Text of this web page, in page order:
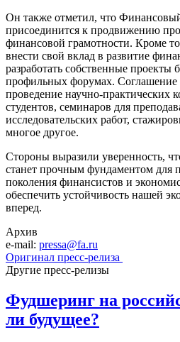
Он также отметил, что
присоединится к продвижению
финансовой грамотности. Кроме
внести свой вклад в развитие
разработать собственные проекты
профильных форумах. Соглашение
проведение научно-практических
студентов, семинаров для
исследовательских работ,
многое другое.
Стороны выразили уверенность,
станет прочным фундаментом для
поколения финансистов и
обеспечить устойчивость нашей
вперед.
Архив
e-mail: pressa@fa.ru
Оригинал пресс-релиза
Другие пресс-релизы
Фудшеринг на
ли будущее?